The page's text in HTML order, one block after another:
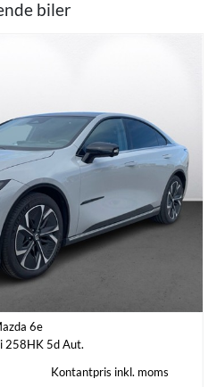
1,85 m
Tilkoblingsvægt uden bremser
Grøn ejerafgift (årlig)
biler
6e
258HK 5d Aut.
Kontantpris inkl. moms